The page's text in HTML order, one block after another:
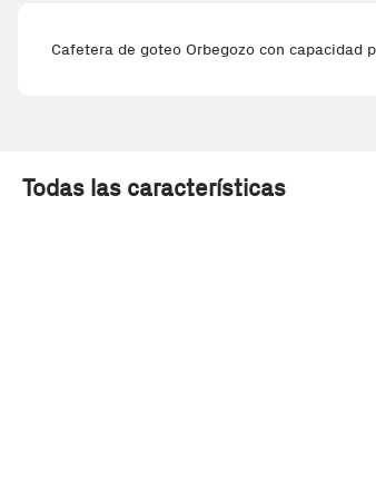
Cafetera de goteo Orbegozo con
Todas las características